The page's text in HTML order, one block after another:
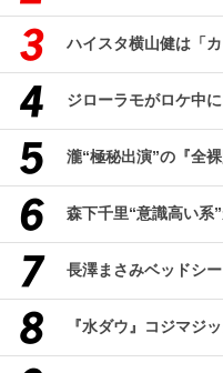
ハイスタ横山健は「カ
ジローラモがロケ中
瀧“極秘出演”の『全
森下千里“意識高い系
長澤まさみベッドシ
『水ダウ』コジマジ